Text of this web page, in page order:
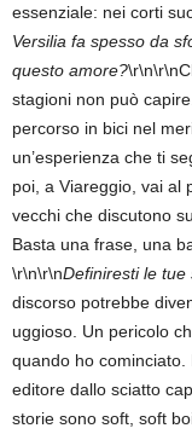
essenziale: nei corti
Versilia fa spesso da
questo amore?
stagioni non può
percorso in bici nel
un’esperienza che ti
poi, a Viareggio, vai al
vecchi che discutono
Basta una frase, una
\r\n\r\nDefiniresti le
discorso potrebbe
uggioso. Un pericolo
quando ho
editore dallo sciatto
storie sono soft, soft